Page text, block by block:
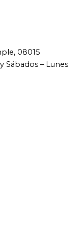
08015
Sábados – Lunes